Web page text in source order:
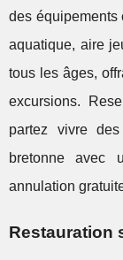
des équipements
aquatique, aire
tous les âges,
excursions.
partez vivre
bretonne avec
annulation
Restauration